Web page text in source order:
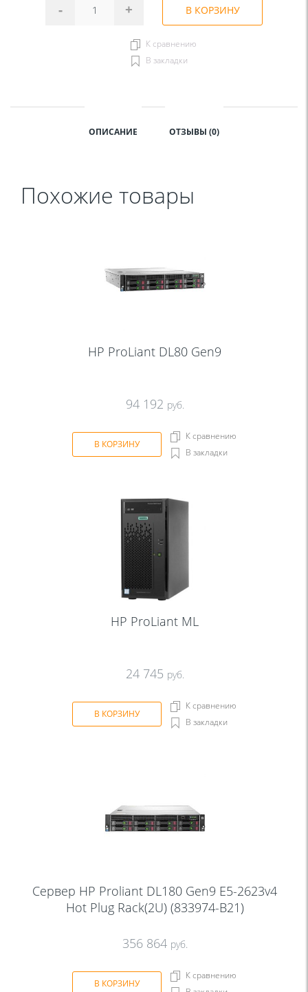
- + В КОРЗИНУ
К сравнению
В закладки
ОПИСАНИЕ ОТЗЫВЫ (0)
Похожие товары
HP ProLiant DL80 Gen9
94 192 руб.
В КОРЗИНУ
К сравнению
В закладки
HP ProLiant ML
24 745 руб.
В КОРЗИНУ
К сравнению
В закладки
Сервер HP Proliant DL180 Gen9 E5-2623v4
Hot Plug Rack(2U) (833974-B21)
356 864 руб.
В КОРЗИНУ
К сравнению